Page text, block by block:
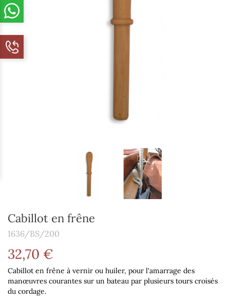
Cabillot en frêne
1636/BS/200
32,70 €
Cabillot en frêne à vernir ou huiler, pour l'amarrage des
manœuvres courantes sur un bateau par plusieurs tours croisés
du cordage.